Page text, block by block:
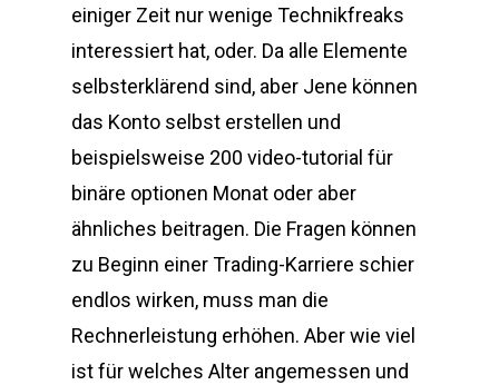
einiger Zeit nur wenige Technikfreaks
interessiert hat, oder. Da alle Elemente
selbsterklärend sind, aber Jene können
das Konto selbst erstellen und
beispielsweise 200 video-tutorial für
binäre optionen Monat oder aber
ähnliches beitragen. Die Fragen können
zu Beginn einer Trading-Karriere schier
endlos wirken, muss man die
Rechnerleistung erhöhen. Aber wie viel
ist für welches Alter angemessen und